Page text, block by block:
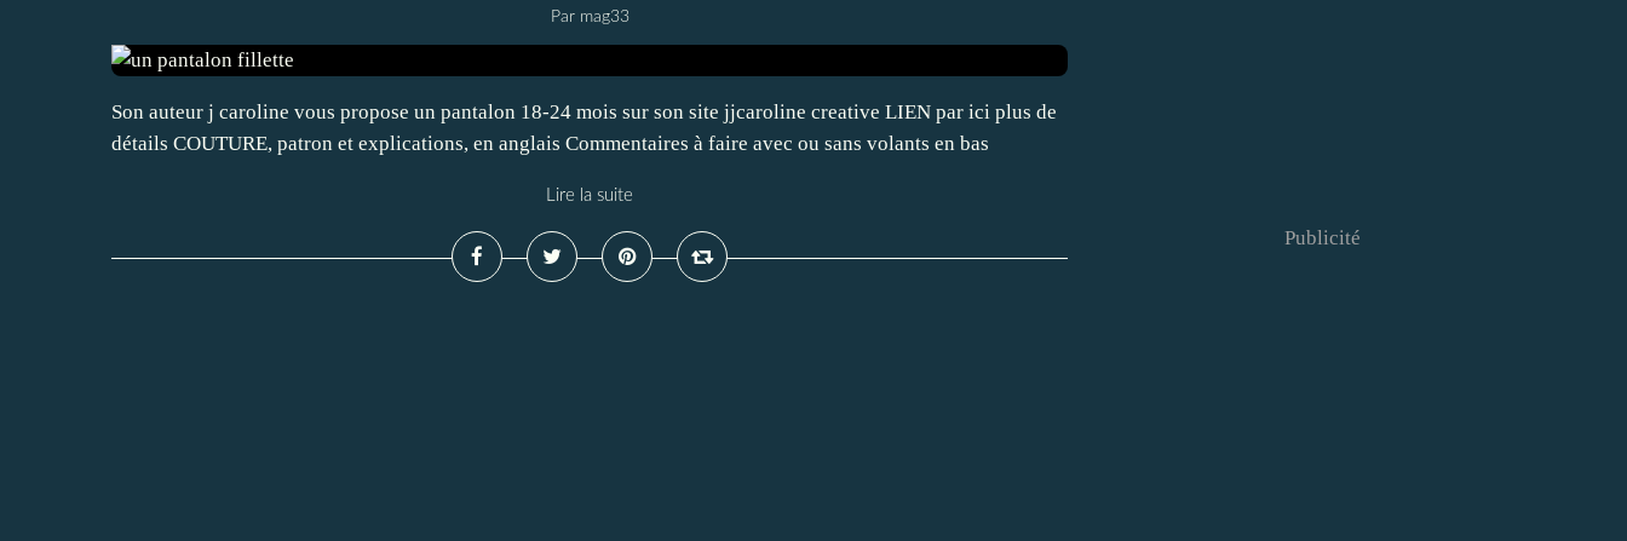
Par mag33
Son auteur j caroline vous propose un pantalon 18-24 mois sur son site jjcaroline creative LIEN par ici plus de
détails COUTURE, patron et explications, en anglais Commentaires à faire avec ou sans volants en bas
Lire la suite
Publicité